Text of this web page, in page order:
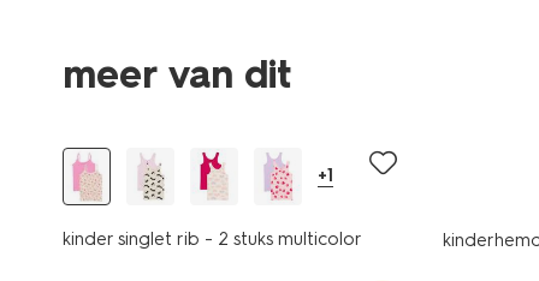
meer van dit
+1
kinder singlet rib - 2 stuks multicolor